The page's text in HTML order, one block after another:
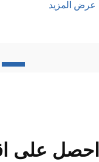
هذه الشبكات
عرض المزيد
احصل على